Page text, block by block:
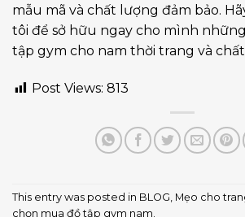
mẫu mã và chất lượng đảm bảo.
tôi để sở hữu ngay cho mình
tập gym cho nam thời trang và
Post Views: 813
This entry was posted in BLOG, Mẹo cho
chọn mua đồ tập gym nam.